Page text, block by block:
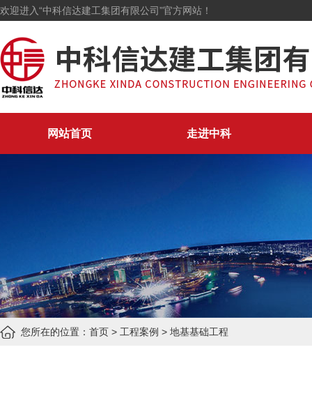
欢迎进入“中科信达建工集团有限公司”官方网站！
网站首页 走进中科
您所在的位置： 首页 > 工程案例 > 地基基础工程